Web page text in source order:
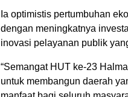
Ia optimistis pertumbuhan
dengan meningkatnya
inovasi pelayanan publik
“Semangat HUT ke-23
untuk membangun daerah